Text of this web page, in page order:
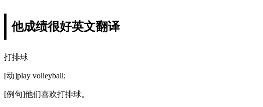
他成绩很好英文翻译
打排球
[动]play volleyball;
[例句]他们喜欢打排球。